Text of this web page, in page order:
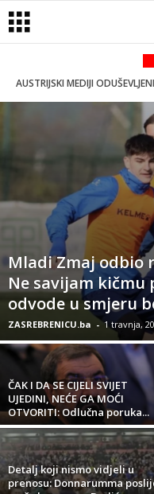
Mladi Zmaj odbio
Ne savijam
odvode u smjeru
ZASREBRENICU.ba - 1 travnja,
ČAK I DA SE CIJELI SVIJET
UJEDINI, NEĆE GA MOĆI
OTVORITI: Odlučna poruka...
Detalj koji nismo vidjeli u
prenosu: Donnarumma